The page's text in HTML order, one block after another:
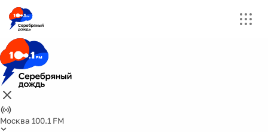
Москва 100.1 FM